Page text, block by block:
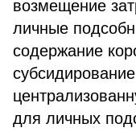
возмещение
личные
содержание
для личных